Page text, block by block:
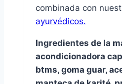
combinada con
ayurvédicos.
Ingredientes de la
acondicionadora
btms, goma guar,